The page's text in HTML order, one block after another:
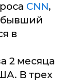
CNN,
бывший
в
2 месяца
В трех